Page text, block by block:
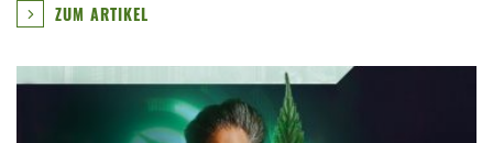
ZUM ARTIKEL